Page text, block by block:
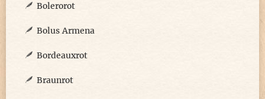
Bolerorot
Bolus Armena
Bordeauxrot
Braunrot